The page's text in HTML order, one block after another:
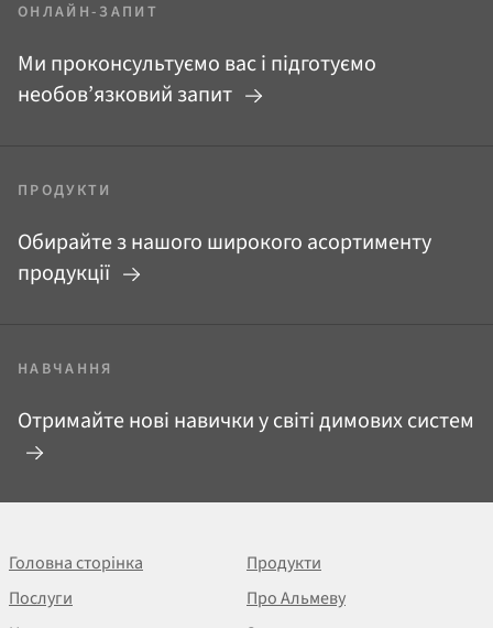
ОНЛАЙН-ЗАПИТ
Ми проконсультуємо вас і підготуємо
необов’язковий запит
ПРОДУКТИ
Обирайте з нашого широкого асортименту
продукції
НАВЧАННЯ
Отримайте нові навички у світі димових систем
Головна сторінка
Продукти
Послуги
Про Альмеву